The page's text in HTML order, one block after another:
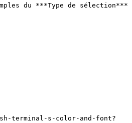
du ***Type de sélection***
terminal-s-color-and-font?